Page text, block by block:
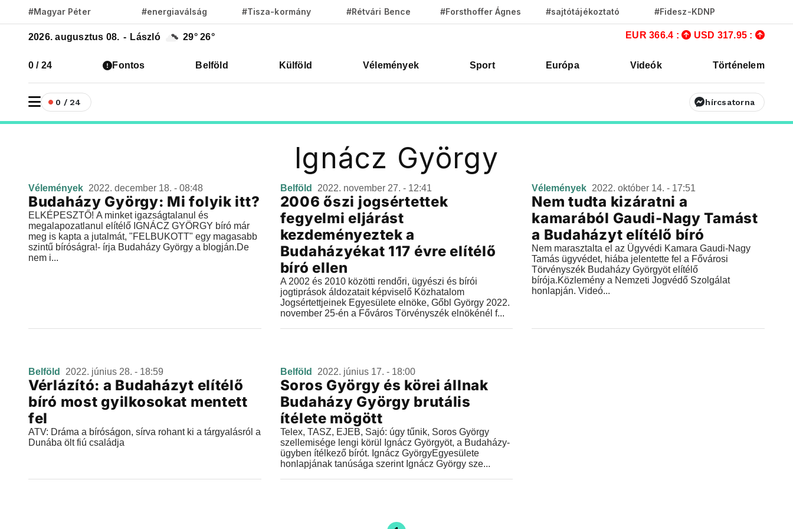
#Magyar Péter #energiaválság #Tisza-kormány #Rétvári Bence #Forsthoffer Ágnes #sajtótájékoztató #Fidesz-KDNP
2026. augusztus 08. - László 29° 26° EUR 366.4 : USD 317.95 :
0 / 24 Fontos Belföld Külföld Vélemények Sport Európa Videók Történelem
0 / 24 hírcsatorna
Ignácz György
Vélemények 2022. december 18. - 08:48
Budaházy György: Mi folyik itt?
ELKÉPESZTŐ! A minket igazságtalanul és
megalapozatlanul elítélő IGNÁCZ GYÖRGY bíró már
meg is kapta a jutalmát, "FELBUKOTT" egy magasabb
szintű bíróságra!- írja Budaházy György a blogján.De
nem i...
Belföld 2022. november 27. - 12:41
2006 őszi jogsértettek
fegyelmi eljárást
kezdeményeztek a
Budaházyékat 117 évre elítélő
bíró ellen
A 2002 és 2010 közötti rendőri, ügyészi és bírói
jogtiprások áldozatait képviselő Közhatalom
Jogsértettjeinek Egyesülete elnöke, Gőbl György 2022.
november 25-én a Főváros Törvényszék elnökénél f...
Vélemények 2022. október 14. - 17:51
Nem tudta kizáratni a
kamarából Gaudi-Nagy Tamást
a Budaházyt elítélő bíró
Nem marasztalta el az Ügyvédi Kamara Gaudi-Nagy
Tamás ügyvédet, hiába jelentette fel a Fővárosi
Törvényszék Budaházy Györgyöt elítélő
bírója.Közlemény a Nemzeti Jogvédő Szolgálat
honlapján. Videó...
Belföld 2022. június 28. - 18:59
Vérlázító: a Budaházyt elítélő
bíró most gyilkosokat mentett
fel
ATV: Dráma a bíróságon, sírva rohant ki a tárgyalásról a
Dunába ölt fiú családja
Belföld 2022. június 17. - 18:00
Soros György és körei állnak
Budaházy György brutális
ítélete mögött
Telex, TASZ, EJEB, Sajó: úgy tűnik, Soros György
szellemisége lengi körül Ignácz Györgyöt, a Budaházy-
ügyben ítélkező bírót. Ignácz GyörgyEgyesülete
honlapjának tanúsága szerint Ignácz György sze...